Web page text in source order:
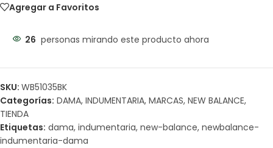
Agregar a Favoritos
26 personas mirando este producto ahora
SKU: WB51035BK
Categorías: DAMA, INDUMENTARIA, MARCAS, NEW BALANCE,
TIENDA
Etiquetas: dama, indumentaria, new-balance, newbalance-
indumentaria-dama